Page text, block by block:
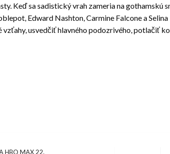
Keď sa sadistický vrah zameria na gothamskú
Edward Nashton, Carmine Falcone a
usvedčiť hlavného podozrivého, potlačiť
HBO MAX 22.